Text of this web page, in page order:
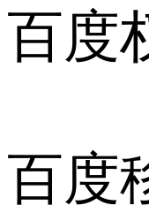
百度
百度